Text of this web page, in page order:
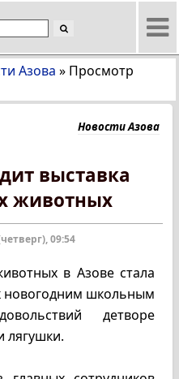
Азова » Просмотр
Новости Азова
выставка
животных
09:54
в Азове стала
школьным
детворе
лягушки.